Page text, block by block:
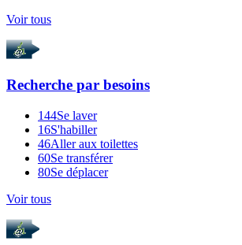
Voir tous
Recherche par besoins
144Se laver
16S'habiller
46Aller aux toilettes
60Se transférer
80Se déplacer
Voir tous